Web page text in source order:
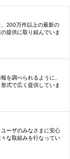
200万件以上の最新の
提供に取り組んでいま
を調べられるように、
式で広く提供していま
ーザのみなさまに安心
な取組みを行なってい